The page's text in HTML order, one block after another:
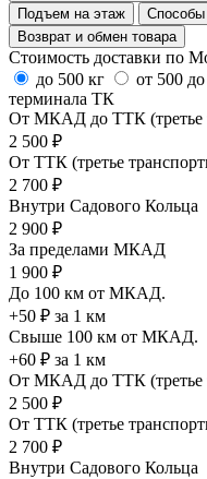
Подъем на этаж
Возврат и обмен товара
Стоимость доставки по
до 500 кг
от 500
терминала ТК
От МКАД до ТТК (третье
2 500 ₽
От ТТК (третье
2 700 ₽
Внутри Садового Кольца
2 900 ₽
За пределами МКАД
1 900 ₽
До 100 км от МКАД.
+50 ₽ за 1 км
Свыше 100 км от МКАД.
+60 ₽ за 1 км
От МКАД до ТТК (третье
2 500 ₽
От ТТК (третье
2 700 ₽
Внутри Садового Кольца